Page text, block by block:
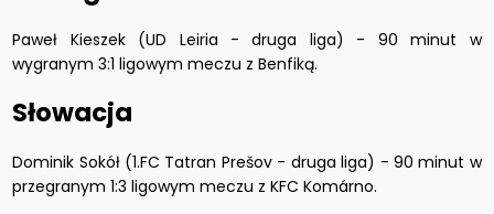
Paweł Kieszek (UD Leiria - druga liga) - 90 minut w
wygranym 3:1 ligowym meczu z Benfiką.
Słowacja
Dominik Sokół (1.FC Tatran Prešov - druga liga) - 90 minut w
przegranym 1:3 ligowym meczu z KFC Komárno.